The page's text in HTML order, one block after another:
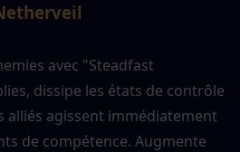
avec "Steadfast
dissipe les états de contrôle
alliés agissent immédiatement
de compétence. Augmente